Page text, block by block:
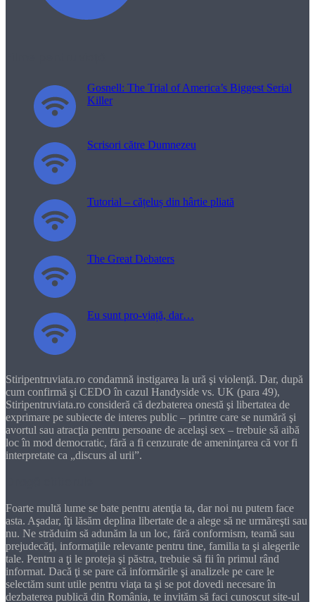
Gosnell: The Trial of America’s Biggest Serial
Killer
Scrisori către Dumnezeu
Tutorial – cățeluș din hârtie pliată
The Great Debaters
Eu sunt pro-viață, dar…
Stiripentruviata.ro condamnă instigarea la ură şi violenţă. Dar, după
cum confirmă şi CEDO în cazul Handyside vs. UK (para 49),
Stiripentruviata.ro consideră că dezbaterea onestă şi libertatea de
exprimare pe subiecte de interes public – printre care se numără şi
avortul sau atracţia pentru persoane de acelaşi sex – trebuie să aibă
loc în mod democratic, fără a fi cenzurate de ameninţarea că vor fi
interpretate ca „discurs al urii”.
Foarte multă lume se bate pentru atenţia ta, dar noi nu putem face
asta. Aşadar, îţi lăsăm deplina libertate de a alege să ne urmăreşti sau
nu. Ne străduim să adunăm la un loc, fără conformism, teamă sau
prejudecăţi, informaţiile relevante pentru tine, familia ta şi alegerile
tale. Pentru a ţi le proteja şi păstra, trebuie să fii în primul rând
informat. Dacă ţi se pare că informările şi analizele pe care le
selectăm sunt utile pentru viaţa ta şi se pot dovedi necesare în
dezbaterea publică din România, te invităm să faci cunoscut site-ul